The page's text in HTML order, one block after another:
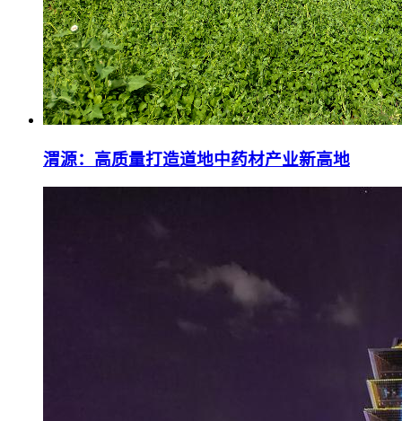
渭源：高质量打造道地中药材产业新高地